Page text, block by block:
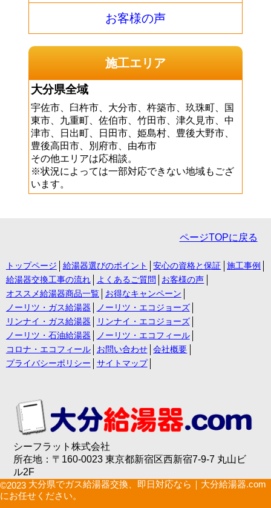
お客様の声
施工エリア
大分県全域
宇佐市、臼杵市、大分市、杵築市、玖珠町、国
東市、九重町、佐伯市、竹田市、津久見市、中
津市、日出町、日田市、姫島村、豊後大野市、
豊後高田市、別府市、由布市
その他エリアは応相談。
※状況によっては一部対応できない地域もござ
います。
ページTOPに戻る
トップページ 給湯器選びのポイント 安心の資格と保証
施工事例
給湯器交換工事の流れ
よくあるご質問
お客様の声
オススメ給湯器商品一覧
お得なキャンペーン
ノーリツ・ガス給湯器
ノーリツ・エコジョーズ
リンナイ・ガス給湯器
リンナイ・エコジョーズ
ノーリツ・石油給湯器
ノーリツ・エコフィール
コロナ・エコフィール
お問い合わせ
会社概要
プライバシーポリシー
サイトマップ
シーフラット株式会社
所在地：〒160-0023 東京都新宿区西新宿7-9-7 丸山ビ
ル2F
©2023 大分県でガス給湯器交換、即日対応なら｜大分給湯器.com
にお任せください。